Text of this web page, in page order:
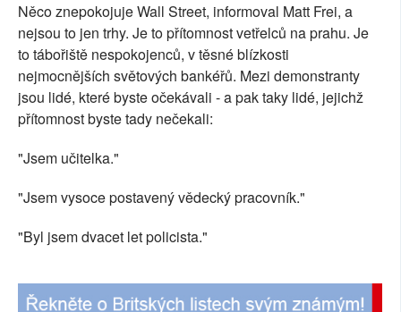
Něco znepokojuje Wall Street, informoval Matt Frei, a
nejsou to jen trhy. Je to přítomnost vetřelců na prahu. Je
to tábořiště nespokojenců, v těsné blízkosti
nejmocnějších světových bankéřů. Mezi demonstranty
jsou lidé, které byste očekávali - a pak taky lidé, jejichž
přítomnost byste tady nečekali:
"Jsem učitelka."
"Jsem vysoce postavený vědecký pracovník."
"Byl jsem dvacet let policista."